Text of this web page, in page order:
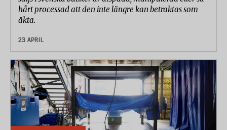
hårt processad att den inte längre kan betraktas som
äkta.
23 APRIL